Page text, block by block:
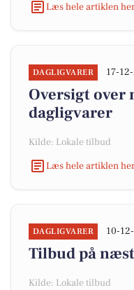
Læs hele artiklen
DAGLIGVARER 17-
Oversigt over
dagligvarer
Kilde: Lokale tilbud
Læs hele artiklen
DAGLIGVARER 10-
Tilbud på
Kilde: Lokale tilbud